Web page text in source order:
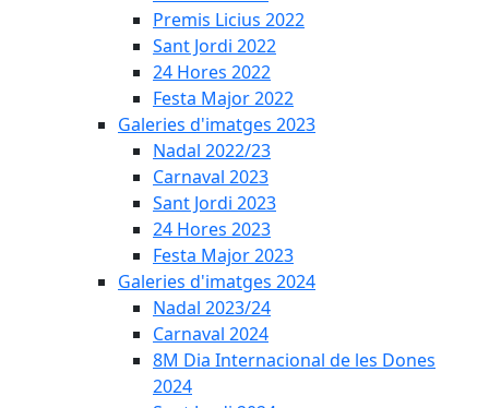
Premis Licius 2022
Sant Jordi 2022
24 Hores 2022
Festa Major 2022
Galeries d'imatges 2023
Nadal 2022/23
Carnaval 2023
Sant Jordi 2023
24 Hores 2023
Festa Major 2023
Galeries d'imatges 2024
Nadal 2023/24
Carnaval 2024
8M Dia Internacional de les Dones
2024